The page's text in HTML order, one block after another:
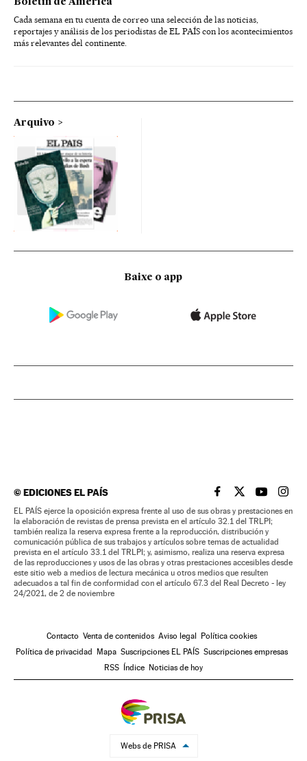
Boletín de América
Cada semana en tu cuenta de correo una selección de las noticias,
reportajes y análisis de los periodistas de EL PAÍS con los acontecimientos
más relevantes del continente.
Arquivo
Baixe o app
©EDICIONES EL PAÍS EL PAÍS BRASIL EN
EL PAÍSEL PAÍS
EL
EL PAÍS ejerce la oposición expresa frente al uso de sus obras y prestaciones en
la elaboración de revistas de prensa prevista en el artículo 32.1 del TRLPI;
también realiza la reserva expresa frente a la reproducción, distribución y
comunicación pública de sus trabajos y artículos sobre temas de actualidad
prevista en el artículo 33.1 del TRLPI; y, asimismo, realiza una reserva expresa
de las reproducciones y usos de las obras y otras prestaciones accesibles desde
este sitio web a medios de lectura mecánica u otros medios que resulten
adecuados a tal fin de conformidad con el artículo 67.3 del Real Decreto - ley
24/2021, de 2 de noviembre
Contacto Venta de contenidos Aviso legal
Política cookies
Política de privacidad
Mapa Suscripciones EL PAÍS Suscripciones empresas
RSS
Índice Noticias de hoy
Webs de PRISA